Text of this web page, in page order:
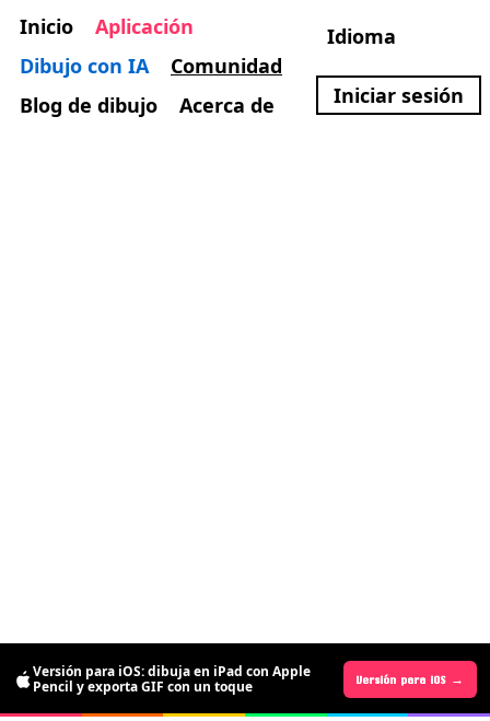
Inicio
Aplicación
Dibujo con IA
Comunidad
Blog de dibujo
Acerca de
Idioma
Iniciar sesión
gratis por tiempo limitado para dibujar
pixel art animado
Versión para Android →
Versión para iOS: dibuja en iPad con Apple
Pencil y exporta GIF con un toque
Versión para iOS →